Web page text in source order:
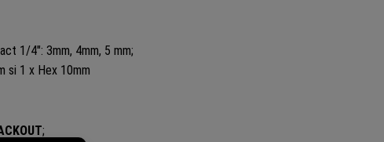
1/4″: 3mm, 4mm, 5 mm;
si 1 x Hex 10mm
;